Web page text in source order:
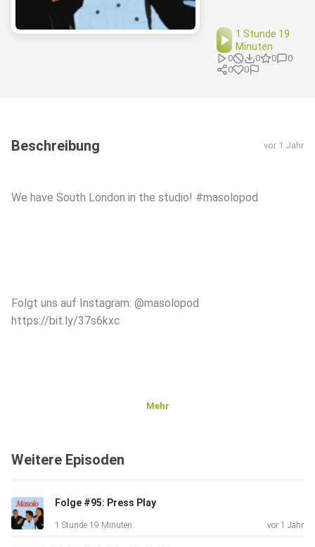
1 Stunde 19
Minuten
0 0 0
0
0
0
Beschreibung vor 1 Jahr
We have South London in the studio! #masolopod
Folgt uns auf Instagram: @masolopod
https://bit.ly/37s6kxc
Artwork: @design.israa ⁠https://bit.ly/3xCvqnt
Mehr
Weitere Episoden
Folge #95: Press Play
1 Stunde 19 Minuten vor 1 Jahr